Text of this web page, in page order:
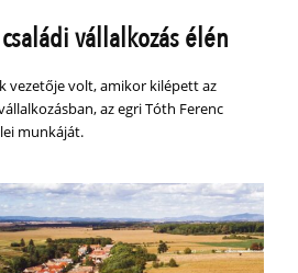
vállalkozás élén
vezetője volt, amikor kilépett az
az egri Tóth Ferenc
munkáját.